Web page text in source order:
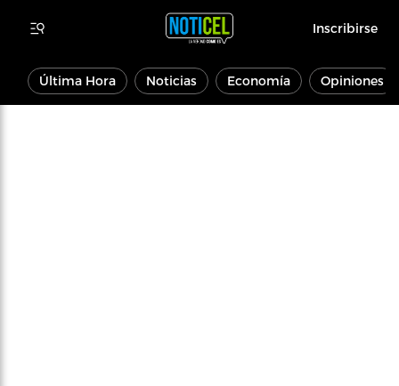
Inscribirse
Última Hora Noticias Economía Opiniones